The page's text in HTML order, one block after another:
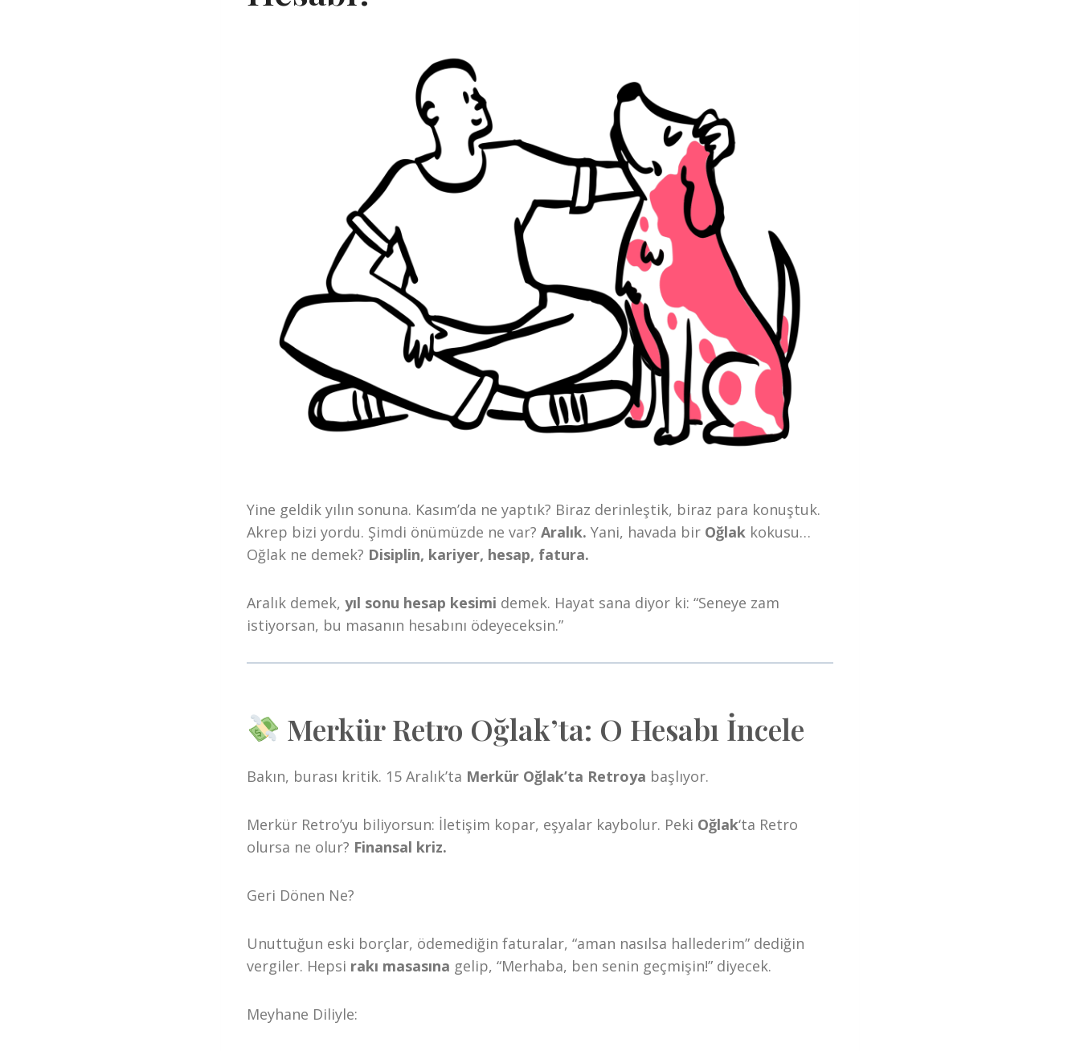
Yine geldik yılın sonuna. Kasım’da ne yaptık? Biraz derinleştik, biraz para konuştuk.
Akrep bizi yordu. Şimdi önümüzde ne var? Aralık. Yani, havada bir Oğlak kokusu…
Oğlak ne demek? Disiplin, kariyer, hesap, fatura.
Aralık demek, yıl sonu hesap kesimi demek. Hayat sana diyor ki: “Seneye zam
istiyorsan, bu masanın hesabını ödeyeceksin.”
Merkür Retro Oğlak’ta: O Hesabı İncele
Bakın, burası kritik. 15 Aralık’ta Merkür Oğlak’ta Retroya başlıyor.
Merkür Retro’yu biliyorsun: İletişim kopar, eşyalar kaybolur. Peki Oğlak‘ta Retro
olursa ne olur? Finansal kriz.
Geri Dönen Ne?
Unuttuğun eski borçlar, ödemediğin faturalar, “aman nasılsa hallederim” dediğin
vergiler. Hepsi rakı masasına gelip, “Merhaba, ben senin geçmişin!” diyecek.
Meyhane Diliyle: